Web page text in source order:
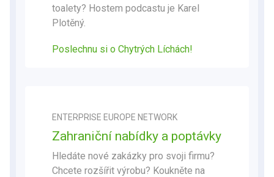
toalety? Hostem podcastu je Karel
Plotěný.
Poslechnu si o Chytrých Líchách!
ENTERPRISE EUROPE NETWORK
Zahraniční nabídky a poptávky
Hledáte nové zakázky pro svoji firmu?
Chcete rozšířit výrobu? Koukněte na